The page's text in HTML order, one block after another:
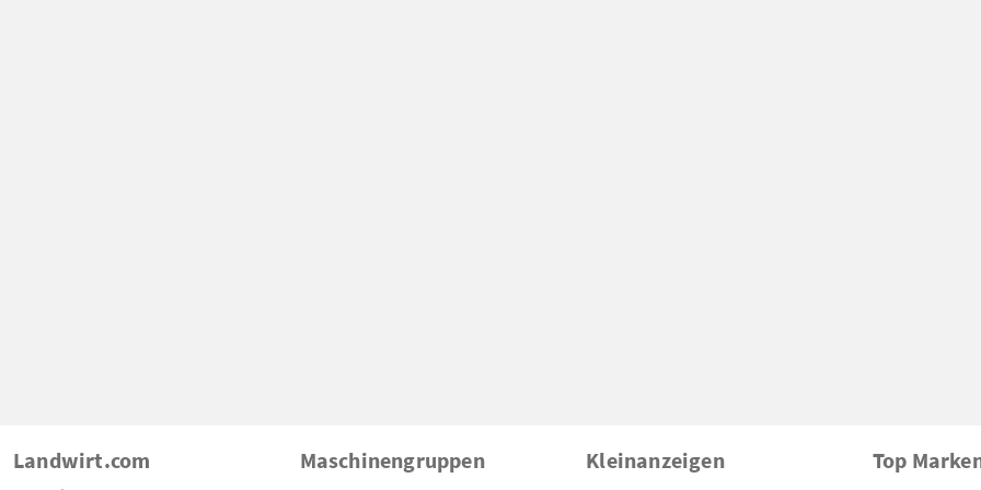
Landwirt.com Maschinengruppen Kleinanzeigen Top